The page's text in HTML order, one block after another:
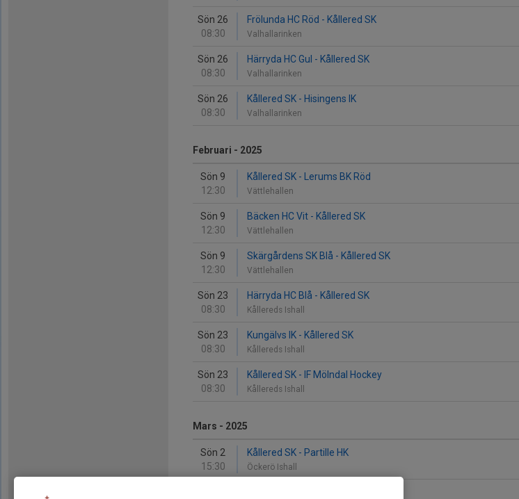
Sön 26
08:30
Frölunda HC Röd - Kållered SK
Valhallarinken
Sön 26
08:30
Härryda HC Gul - Kållered SK
Valhallarinken
Sön 26
08:30
Kållered SK - Hisingens IK
Valhallarinken
Februari - 2025
Sön 9
12:30
Kållered SK - Lerums BK Röd
Vättlehallen
Sön 9
12:30
Bäcken HC Vit - Kållered SK
Vättlehallen
Sön 9
12:30
Skärgårdens SK Blå - Kållered SK
Vättlehallen
Sön 23
08:30
Härryda HC Blå - Kållered SK
Kållereds Ishall
Sön 23
08:30
Kungälvs IK - Kållered SK
Kållereds Ishall
Sön 23
08:30
Kållered SK - IF Mölndal Hockey
Kållereds Ishall
Mars - 2025
Sön 2
15:30
Kållered SK - Partille HK
Öckerö Ishall